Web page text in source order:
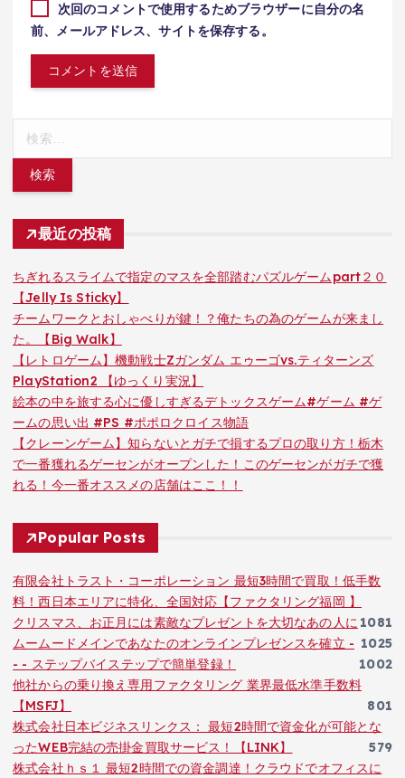
次回のコメントで使用するためブラウザーに自分の名
前、メールアドレス、サイトを保存する。
最近の投稿
ちぎれるスライムで指定のマスを全部踏むパズルゲームpart２０
【Jelly Is Sticky】
チームワークとおしゃべりが鍵！？俺たちの為のゲームが来まし
た。【Big Walk】
【レトロゲーム】機動戦士Zガンダム エゥーゴvs.ティターンズ
PlayStation2 【ゆっくり実況】
絵本の中を旅する心に優しすぎるデトックスゲーム#ゲーム #ゲ
ームの思い出 #PS #ポポロクロイス物語
【クレーンゲーム】知らないとガチで損するプロの取り方！栃木
で一番獲れるゲーセンがオープンした！このゲーセンがガチで獲
れる！今一番オススメの店舗はここ！！
Popular Posts
有限会社トラスト・コーポレーション 最短3時間で買取！低手数
料！西日本エリアに特化、全国対応【ファクタリング福岡 】
1081
クリスマス、お正月には素敵なプレゼントを大切なあの人に
1025
ムームードメインであなたのオンラインプレゼンスを確立 -
- - ステップバイステップで簡単登録！
1002
他社からの乗り換え専用ファクタリング 業界最低水準手数料
【MSFJ】
801
株式会社日本ビジネスリンクス： 最短2時間で資金化が可能とな
ったWEB完結の売掛金買取サービス！【LINK】
579
株式会社ｈｓ１ 最短2時間での資金調達！クラウドでオフィスに